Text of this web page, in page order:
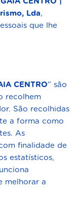
Lda,
que lhe
CENTRO” são
recolhem
São recolhidas
a forma como
As
finalidade de
estatísticos,
melhorar a